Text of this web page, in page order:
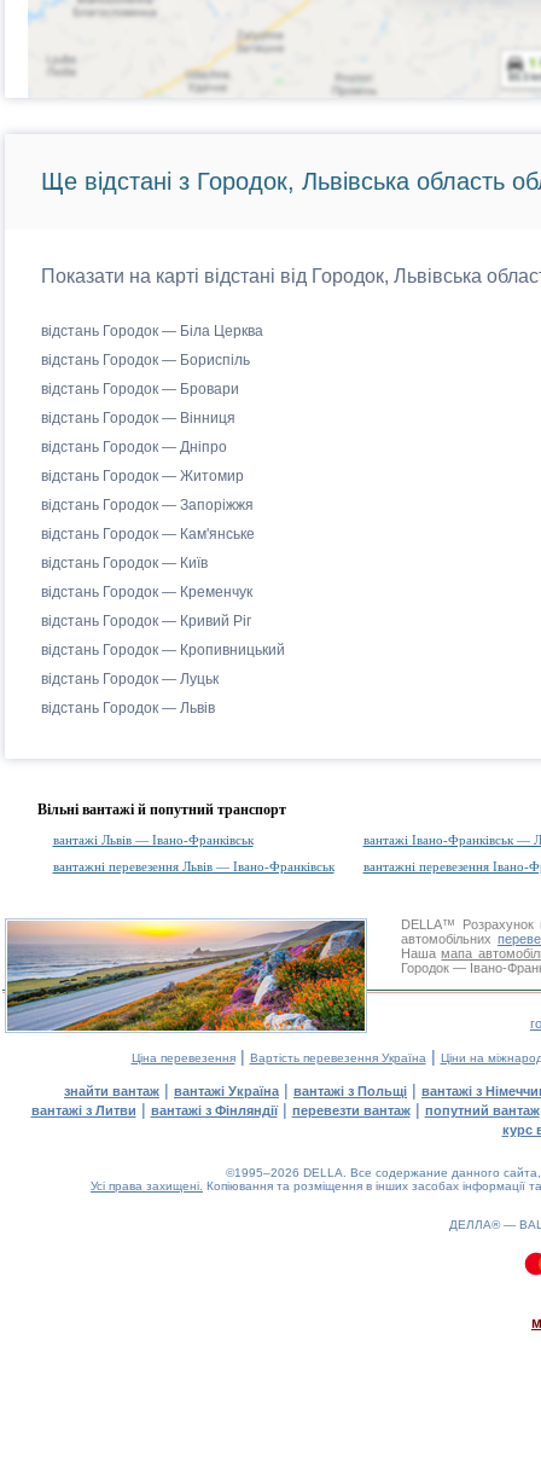
Ще відстані з Городок, Львівська область
Показати на карті відстані від Городок, Львівська
відстань Городок — Біла Церква
відстань Городок — Бориспіль
відстань Городок — Бровари
відстань Городок — Вінниця
відстань Городок — Дніпро
відстань Городок — Житомир
відстань Городок — Запоріжжя
відстань Городок — Кам'янське
відстань Городок — Київ
відстань Городок — Кременчук
відстань Городок — Кривий Ріг
відстань Городок — Кропивницький
відстань Городок — Луцьк
відстань Городок — Львів
Вільні вантажі й попутний транспорт
вантажі Львів — Івано-Франківськ
вантажі Івано-Франківськ —
вантажні перевезення Львів — Івано-Франківськ
вантажні перевезення Івано-
DELLA™
Розрахунок
автомобільних
Нашамапа
Городок — Івано-
Ціна перевезення| Вартість перевезення Україна | Ціни на
знайти вантаж | вантажі Україна | вантажі з Польщі | вантажі з
вантажі з Литви | вантажі з Фінляндії| перевезти вантаж| попутний вантаж
курс
©1995–2026 DELLA. Все содержание данного
Усі права захищені. Копіювання та розміщення в інших засобах інформації
ДЕЛЛА® —